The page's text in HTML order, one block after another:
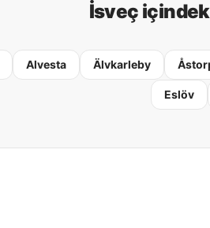
İsveç
Alvesta Älvkarleby
Eslöv